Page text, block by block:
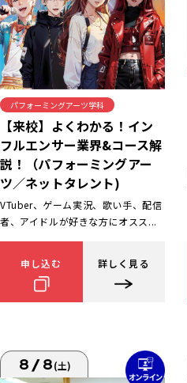
パフォーミングアーツ学科
【来校】よくわかる！イン
フルエンサー業界&コース解
説！（パフォーミングアー
ツ／ネットタレント)
VTuber、ゲーム実況、歌い手、配信
者、アイドルが好きな方にオスス...
申し込む 詳しく見る
8/8(土)